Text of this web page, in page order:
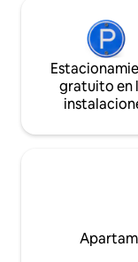
gratuito en